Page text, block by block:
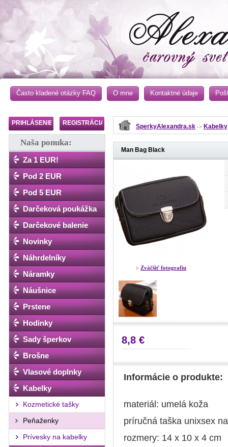
Často kladené otázky FAQ O mne Kontaktné údaje
PRIHLÁSENIE REGISTRÁCIA
Naša ponuka:
Za 1 EUR!
Pod 2 EUR
Pod 5 EUR
Darčeková poukážka
Darčekové balenie
Novinky
Náhrdelníky
Náramky
Náušnice
Prstene
Hodinky
Sady šperkov
Brošne
Vlasové doplnky
Kabelky
Kozmetické tašky
Peňaženky
Prívesky na kabelky
SperkyAlexandra.sk -> Kabelky
Man Bag Black
Zväčšiť fotografiu
8,8 €
Informácie o produkte:
materiál: umelá koža
príručná taška unixsex
rozmery: 14 x 10 x 4 cm